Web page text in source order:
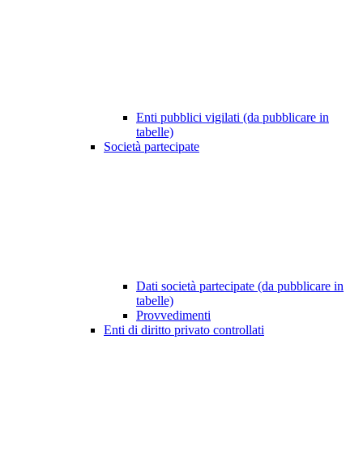
Enti pubblici vigilati (da pubblicare in
tabelle)
Società partecipate
Dati società partecipate (da pubblicare in
tabelle)
Provvedimenti
Enti di diritto privato controllati